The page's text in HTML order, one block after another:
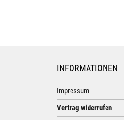
INFORMATIONEN
Impressum
Vertrag widerrufen